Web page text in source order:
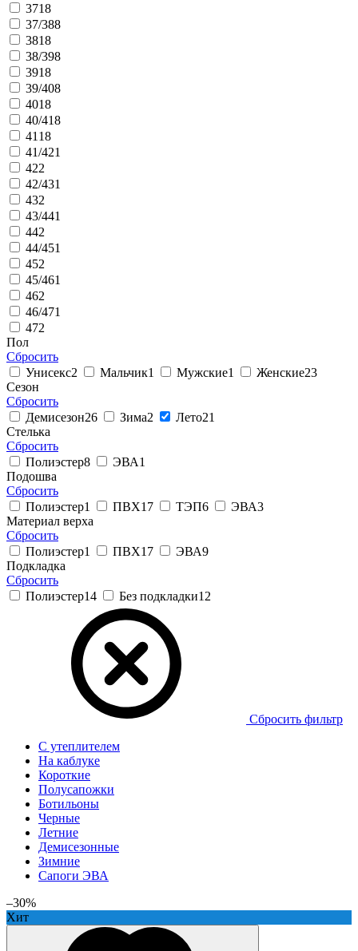
3718
37/388
3818
38/398
3918
39/408
4018
40/418
41 18
41/421
422
42/431
432
43/441
442
44/451
452
45/461
462
46/471
472
Пол
Сбросить
Унисекс2 Мальчик1 Мужские1 Женские23
Сезон
Сбросить
Демисезон26 Зима2 Лето21
Стелька
Сбросить
Полиэстер8 ЭВА1
Подошва
Сбросить
Полиэстер1 ПВХ17 ТЭП6 ЭВА3
Материал верха
Сбросить
Полиэстер1 ПВХ17 ЭВА9
Подкладка
Сбросить
Полиэстер14 Без подкладки12
Сбросить фильтр
С утеплителем
На каблуке
Короткие
Полусапожки
Ботильоны
Черные
Летние
Демисезонные
Зимние
Cапоги ЭВА
–30%
Хит